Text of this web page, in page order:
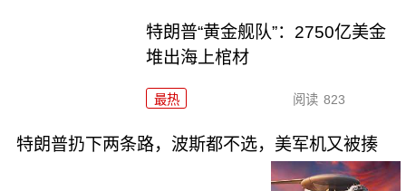
特朗普“黄金舰队”：2750亿美金
堆出海上棺材
最热 阅读 823
特朗普扔下两条路，波斯都不选，美军机又被揍